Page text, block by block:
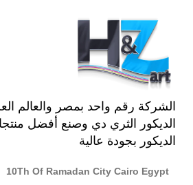
الشركة رقم واحد بمصر والعالم
الديكور الثري دي وصنع أفضل
الديكور بجودة عالية
10Th Of Ramadan City Cairo Egypt